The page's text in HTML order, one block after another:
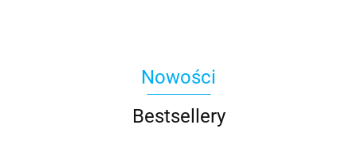
Nowości
Bestsellery